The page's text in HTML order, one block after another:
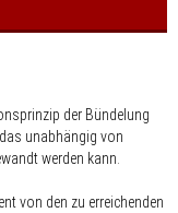
der Bündelung
unabhängig von
werden kann.
von den zu erreichenden